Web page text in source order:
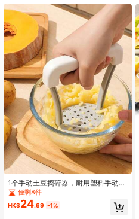
978 追蹤者
4.82 978 追蹤者
4.82 978 追蹤者
4.82 978 追蹤者
1个手动土豆捣碎器，耐用塑料手动捣
碎工具，厨房蔬果捣碎器，G型捣碎
器，必备厨房工具
僅剩8件
HK$24.69 -1%